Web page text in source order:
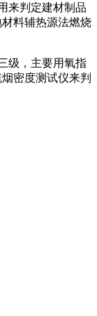
来判定建材制品
料辅热源法燃烧
级，主要用氧指
密度测试仪来判